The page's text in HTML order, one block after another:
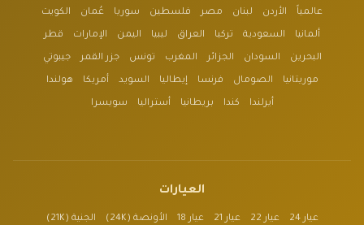
عالمياً الأردن لبنان مصر فلسطين سوريا عُمان الكويت
ألمانيا السعودية تركيا العراق ليبيا اليمن الإمارات قطر
البحرين السودان الجزائر المغرب تونس جزر القمر جيبوتي
موريتانيا الصومال فرنسا إيطاليا السويد أمريكا هولندا
أيرلندا كندا بريطانيا أستراليا سويسرا
العيارات
عيار 24 عيار 22 عيار 21 عيار 18 الأونصة (24K) الجنية (21K)